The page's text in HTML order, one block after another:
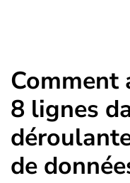
Comment
8 lignes
de